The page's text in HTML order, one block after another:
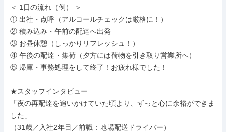
＜ 1日の流れ（例） ＞
① 出社・点呼（アルコールチェックは厳格に！）
② 積み込み・午前の配達へ出発
③ お昼休憩（しっかりリフレッシュ！）
④ 午後の配達・集荷（夕方には荷物を引き取り営業所へ）
⑤ 帰庫・事務処理をして終了！お疲れ様でした！
★スタッフインタビュー
「夜の再配達を追いかけていた頃より、ずっと心に余裕ができま
した」
（31歳／入社2年目／前職：地場配送ドライバー）